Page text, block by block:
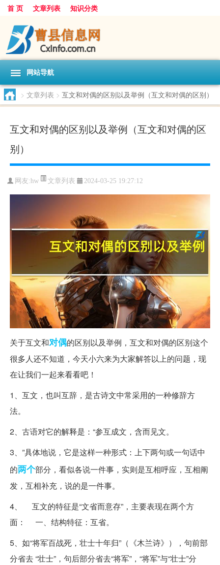
首 页 文章列表 知识分类
网站导航
> 文章列表 > 互文和对偶的区别以及举例（互文和对偶的区别）
互文和对偶的区别以及举例（互文和对偶的区
别）
网友:hw 文章列表 2024-03-25 19:27:12
关于互文和对偶的区别以及举例，互文和对偶的区别这个
很多人还不知道，今天小六来为大家解答以上的问题，现
在让我们一起来看看吧！
1、互文，也叫互辞，是古诗文中常采用的一种修辞方
法。
2、古语对它的解释是：“参互成文，含而见文。
3、”具体地说，它是这样一种形式：上下两句或一句话中
的两个部分，看似各说一件事，实则是互相呼应，互相阐
发，互相补充，说的是一件事。
4、 互文的特征是“文省而意存”，主要表现在两个方
面： 一、结构特征：互省。
5、如“将军百战死，壮士十年归”（《木兰诗》），句前部
分省去 “壮士”，句后部分省去“将军”，“将军”与“壮士”分